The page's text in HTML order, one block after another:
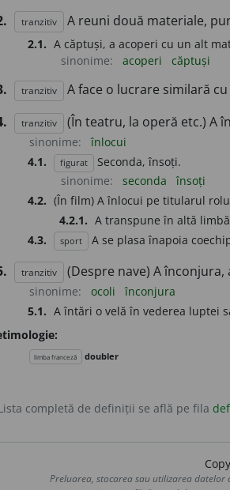
tranzitiv A reuni două materiale,
2.1. A căptuși, a acoperi cu un alt
sinonime:
acoperi căptuși
tranzitiv
A face o lucrare similară
tranzitiv (În teatru, la operă etc.) A
sinonime:
înlocui
4.1.
figurat
Seconda, însoți.
sinonime:
seconda
însoți
4.2. (În film) A înlocui pe titularul
4.2.1. A transpune în altă
4.3.
sport A se plasa înapoia
tranzitiv (Despre nave) A înconjura,
sinonime: ocoli
înconjura
5.1. A întări o velă în vederea luptei
limba franceză doubler
completă de definiții se află pe fila
Preluarea, stocarea sau utilizarea datelor